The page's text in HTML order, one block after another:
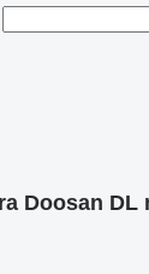
Doosan